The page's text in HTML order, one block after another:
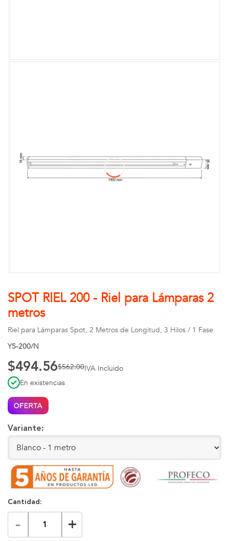
SPOT RIEL 200 - Riel para Lámparas 2
metros
Riel para Lámparas Spot, 2 Metros de Longitud, 3 Hilos / 1 Fase
YS-200/N
$494.56$562.00IVA Incluido
En existencias
Variante:
Cantidad:
- +